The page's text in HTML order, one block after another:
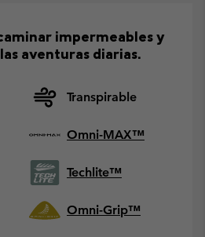
impermeables y
aventuras diarias.
Transpirable
Omni-MAX™
Techlite™
Omni-Grip™